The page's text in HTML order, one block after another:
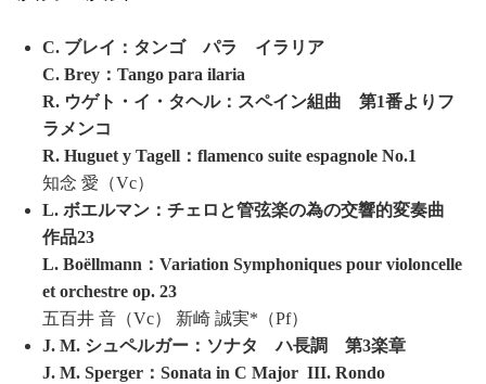
C. ブレイ：タンゴ パラ イラリア
C. Brey：Tango para ilaria
R. ウゲト・イ・タヘル：スペイン組曲 第1番よりフ
ラメンコ
R. Huguet y Tagell：flamenco suite espagnole No.1
知念 愛（Vc）
L. ボエルマン：チェロと管弦楽の為の交響的変奏曲
作品23
L. Boëllmann：Variation Symphoniques pour violoncelle
et orchestre op. 23
五百井 音（Vc） 新崎 誠実*（Pf）
J. M. シュペルガー：ソナタ ハ長調 第3楽章
J. M. Sperger：Sonata in C Major III. Rondo